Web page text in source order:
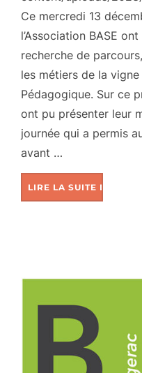
Ce mercredi 13
l’Association BASE
recherche de
les métiers de la
Pédagogique. Sur ce
ont pu présenter leur
journée qui a permis
avant …
LIRE LA SUITE DE